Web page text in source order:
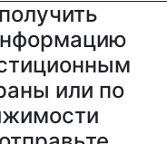
или по